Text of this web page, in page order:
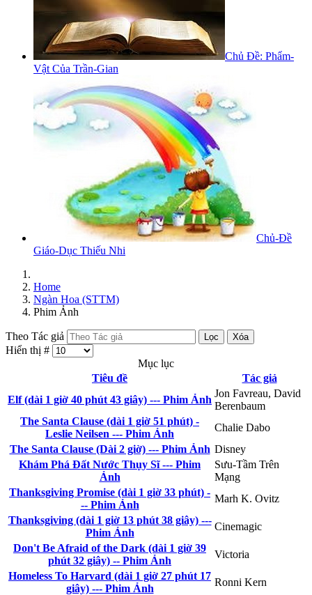
Chủ Đề: Phẩm-
Vật Của Trần-Gian
Chủ-Đề
Giáo-Dục Thiếu Nhi
Home
Ngàn Hoa (STTM)
Phim Ảnh
Theo Tác giả Lọc Xóa
Hiển thị #
Mục lục
Tiêu đề
Tác giả
Elf (dài 1 giờ 40 phút 43 giây) --- Phim Ảnh
Jon Favreau, David
Berenbaum
The Santa Clause (dài 1 giờ 51 phút) -
Leslie Neilsen --- Phim Ảnh
Chalie Dabo
The Santa Clause (Dài 2 giờ) --- Phim Ảnh Disney
Khám Phá Đất Nước Thụy Sĩ --- Phim
Ảnh
Sưu-Tầm Trên
Mạng
Thanksgiving Promise (dài 1 giờ 33 phút) -
-- Phim Ảnh
Marh K. Ovitz
Thanksgiving (dài 1 giờ 13 phút 38 giây) ---
Phim Ảnh
Cinemagic
Don't Be Afraid of the Dark (dài 1 giờ 39
phút 32 giây) -- Phim Ảnh
Victoria
Homeless To Harvard (dài 1 giờ 27 phút 17
giây) --- Phim Ảnh
Ronni Kern